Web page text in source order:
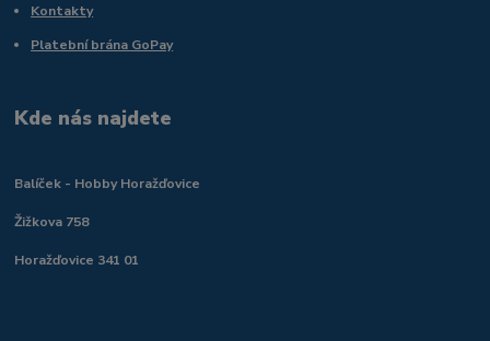
Kontakty
Platební brána GoPay
Kde nás najdete
Balíček - Hobby Horažďovice
Žižkova 758
Horažďovice 341 01